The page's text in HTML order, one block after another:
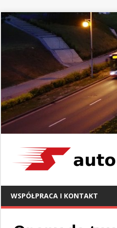
WSPÓŁPRACA I KONTAKT